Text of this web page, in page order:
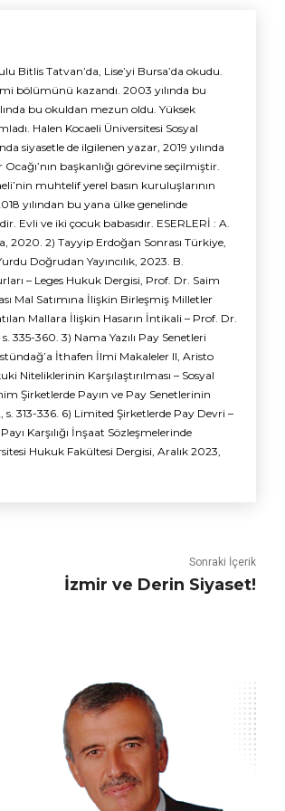
Bitlis Tatvan’da, Lise’yi Bursa’da okudu.
bölümünü kazandı. 2003 yılında bu
bu okuldan mezun oldu. Yüksek
Halen Kocaeli Üniversitesi Sosyal
siyasetle de ilgilenen yazar, 2019 yılında
başkanlığı görevine seçilmiştir.
muhtelif yerel basın kuruluşlarının
yılından bu yana ülke genelinde
Evli ve iki çocuk babasıdır. ESERLERİ : A.
2020. 2) Tayyip Erdoğan Sonrası Türkiye,
Doğrudan Yayıncılık, 2023. B.
– Leges Hukuk Dergisi, Prof. Dr. Saim
Mal Satımına İlişkin Birleşmiş Milletler
Mallara İlişkin Hasarın İntikali – Prof. Dr.
335-360. 3) Nama Yazılı Pay Senetleri
İthafen İlmi Makaleler II, Aristo
Niteliklerinin Karşılaştırılması – Sosyal
Şirketlerde Payın ve Pay Senetlerinin
313-336. 6) Limited Şirketlerde Pay Devri –
Karşılığı İnşaat Sözleşmelerinde
Hukuk Fakültesi Dergisi, Aralık 2023,
Sonraki İçerik
İzmir ve Derin Siyaset!